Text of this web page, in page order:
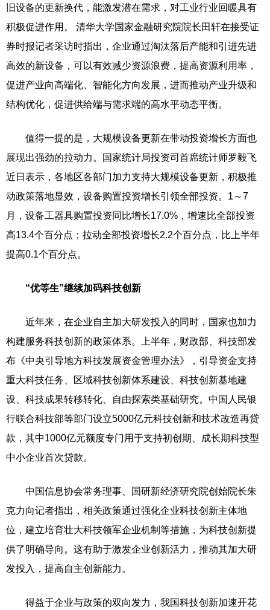
旧设备的更新换代，能激发潜在需求，对工业行业回暖具有
积极促进作用。 清华大学国家金融研究院院长田轩在接受证
券时报记者采访时指出，企业通过淘汰落后产能和引进先进
高效的新设备，可以有效减少资源浪费，提高资源利用率，
促进产业向高端化、智能化方向发展，进而推动产业升级和
结构优化，促进供给端与需求端的高水平动态平衡。
值得一提的是，大规模设备更新在带动投资增长方面也
展现出强劲的拉动力。国家统计局投资司首席统计师罗毅飞
近日表示，各地区各部门加力支持大规模设备更新，积极推
动政策落地显效，设备购置投资增长引领全部投资。1～7
月，设备工器具购置投资同比增长17.0%，增速比全部投资
高13.4个百分点；拉动全部投资增长2.2个百分点，比上半年
提高0.1个百分点。
“优等生”继续加码科技创新
近年来，在企业自主加大研发投入的同时，国家也加力
构建服务科技创新的政策体系。上半年，财政部、科技部发
布《中央引导地方科技发展资金管理办法》，引导资金支持
重大科技任务、区域科技创新体系建设、科技创新基地建
设、科技成果转移转化、自由探索类基础研究。中国人民银
行联合科技部等部门设立5000亿元科技创新和技术改造再贷
款，其中1000亿元额度专门用于支持初创期、成长期科技型
中小企业首次贷款。
中国信息协会常务理事、国研新经济研究院创始院长朱
克力向记者指出，相关政策通过强化企业科技创新主体地
位，建立培育壮大科技领军企业机制等措施，为科技创新提
供了明确导向。这有助于激发企业创新活力，推动其加大研
发投入，提高自主创新能力。
得益于企业与政策的双向发力，我国科技创新加速开花